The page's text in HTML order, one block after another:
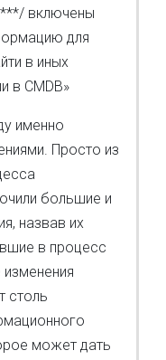
включены
для
в иных
в CMDB»
именно
Просто из
большие и
назвав их
в процесс
столь
может дать